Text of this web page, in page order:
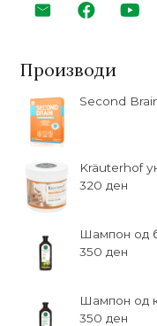
Производи
Second
Kräuterhof
320 ден
Шампон од
350 ден
Шампон од
350 ден